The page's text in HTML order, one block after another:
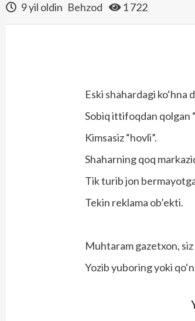
9 yil oldin Behzod 1 722
Eski shahardagi ko‘hna
Sobiq ittifoqdan qolgan
Kimsasiz “hovli”.
Shaharning qoq
Tik turib jon
Tekin reklama ob’ekti.
Muhtaram gazetxon,
Yozib yuboring yoki